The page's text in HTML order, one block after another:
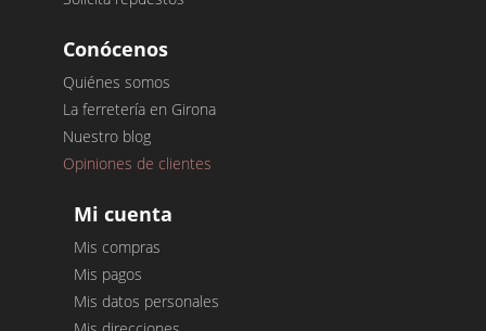
Conócenos
Quiénes somos
La ferretería en Girona
Nuestro blog
Opiniones de clientes
Mi cuenta
Mis compras
Mis pagos
Mis datos personales